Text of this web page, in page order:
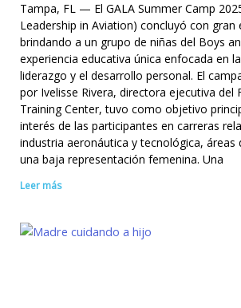
Tampa, FL — El GALA Summer Camp
Leadership in Aviation) concluyó con gran
brindando a un grupo de niñas del Boys
experiencia educativa única enfocada en
liderazgo y el desarrollo personal. El
por Ivelisse Rivera, directora ejecutiva del
Training Center, tuvo como objetivo
interés de las participantes en carreras
industria aeronáutica y tecnológica, áreas
una baja representación femenina. Una
Leer más